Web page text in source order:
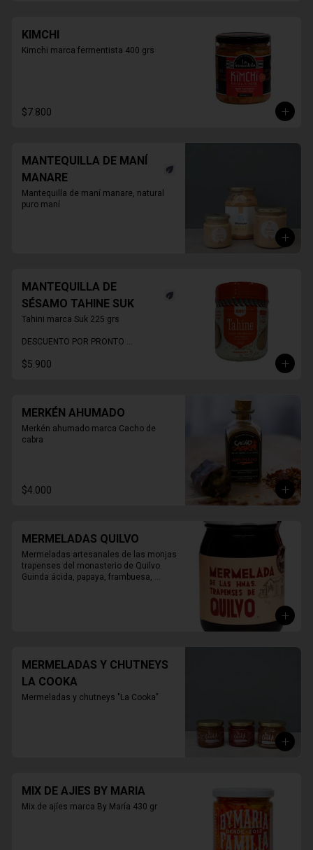
KIMCHI
Kimchi marca fermentista 400 grs
$7.800
MANTEQUILLA DE MANÍ
MANARE
Mantequilla de maní manare, natural
puro maní
MANTEQUILLA DE
SÉSAMO TAHINE SUK
Tahini marca Suk 225 grs
DESCUENTO POR PRONTO
$5.900
MERKÉN AHUMADO
Merkén ahumado marca Cacho de
cabra
$4.000
MERMELADAS QUILVO
Mermeladas artesanales de las monjas
trapenses del monasterio de Quilvo.
Guinda ácida, papaya, frambuesa,
MERMELADAS Y CHUTNEYS
LA COOKA
Mermeladas y chutneys "La Cooka"
MIX DE AJIES BY MARIA
Mix de ajíes marca By María 430 gr